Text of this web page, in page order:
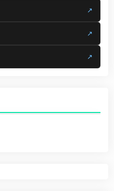
↗
↗
↗